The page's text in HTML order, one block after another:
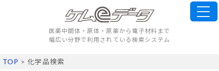
医薬中間体・原体・原薬から電子材料まで
幅広い分野で利用されている検索システム
TOP > 化学品検索